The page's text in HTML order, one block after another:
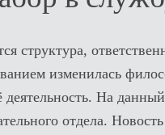
структура,
изменилась
деятельность. На
отдела.